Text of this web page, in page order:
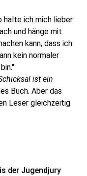
halte ich mich lieber
und hänge mit
kann, dass ich
kein normaler
ist ein
Buch. Aber das
Leser gleichzeitig
der Jugendjury